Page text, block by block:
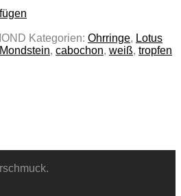
Kategorien: Ohrringe, Lotus
Mondstein, cabochon, weiß, tropfen